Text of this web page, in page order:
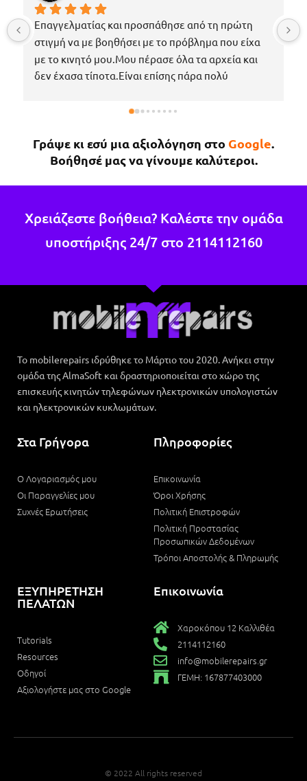
Επαγγελματίας και προσπάθησε από τη πρώτη
στιγμή να με βοηθήσει με το πρόβλημα που είχα
με το κινητό μου.Μου πέρασε όλα τα αρχεία και
δεν έχασα τίποτα.Είναι επίσης πάρα πολύ
να πάρω το κινητό μου το νωρίτερο δυνατόν
κάτι άλλο θα επιστρέψω σίγουρα.
Γράψε κι εσύ μια αξιολόγηση στο Google.
Βοήθησέ μας να γίνουμε καλύτεροι.
Χρειάζεστε βοήθεια? Καλέστε την ομάδα
υποστήριξης 24/7 στο 2114112160
Το mobilerepairs ιδρύθηκε το Μάρτιο του 2020. Ανήκει στην
ομάδα της AlmaSoft και δραστηριοποιείται στο χώρο της
επισκευής κινητών τηλεφώνων ηλεκτρονικών υπολογιστών
και ηλεκτρονικών κυκλωμάτων.
Στα Γρήγορα
Ο Λογαριασμός μου
Οι Παραγγελίες μου
Συχνές Ερωτήσεις
Πληροφορίες
Επικοινωνία
Όροι Χρήσης
Πολιτική Επιστροφών
Πολιτική Προστασίας
Προσωπικών Δεδομένων
Τρόποι Αποστολής & Πληρωμής
ΕΞΥΠΗΡΕΤΗΣΗ
ΠΕΛΑΤΩΝ
Tutorials
Resources
Οδηγοί
Αξιολογήστε μας στο Google
Επικοινωνία
Χαροκόπου 12 Καλλιθέα
2114112160
info@mobilerepairs.gr
ΓΕΜΗ: 167877403000
© 2022 All rights reserved